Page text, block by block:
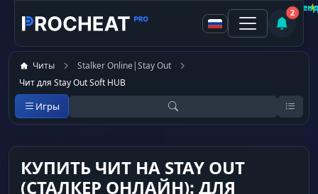
2
Читы
Stalker Online|Stay Out
Чит для Stay Out Soft HUB
Игры
КУПИТЬ ЧИТ НА STAY OUT
(СТАЛКЕР ОНЛАЙН): ДЛЯ
★ ★ ★ ★
Не